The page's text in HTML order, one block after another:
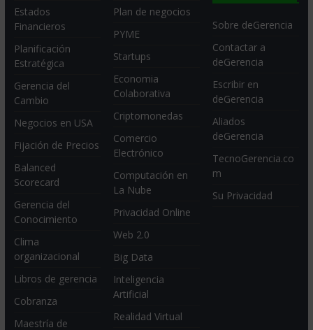
Estados
Financieros
Planificación
Estratégica
Gerencia del
Cambio
Negocios en USA
Fijación de Precios
Balanced
Scorecard
Gerencia del
Conocimiento
Clima
organizacional
Libros de gerencia
Cobranza
Maestría de
Plan de negocios
PYME
Startups
Economia
Colaborativa
Criptomonedas
Comercio
Electrónico
Computación en
La Nube
Privacidad Online
Web 2.0
Big Data
Inteligencia
Artificial
Realidad Virtual
Sobre deGerencia
Contactar a
deGerencia
Escribir en
deGerencia
Aliados
deGerencia
TecnoGerencia.co
m
Su Privacidad